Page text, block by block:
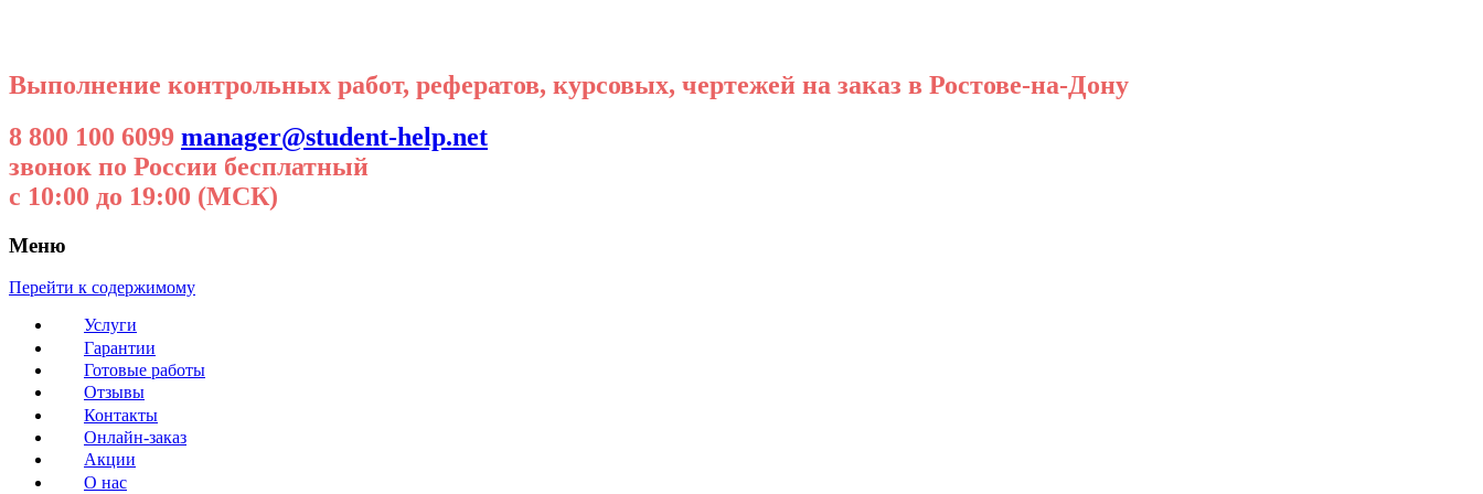
Выполнение контрольных работ, рефератов, курсовых, чертежей на заказ в Ростове-на-Дону
8 800 100 6099 manager@student-help.net
звонок по России бесплатный
с 10:00 до 19:00 (МСК)
Меню
Перейти к содержимому
Услуги
Гарантии
Готовые работы
Отзывы
Контакты
Онлайн-заказ
Акции
О нас